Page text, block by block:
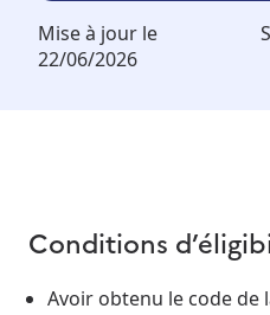
Mise à jour le
22/06/2026
Conditions
Avoir obtenu le code de